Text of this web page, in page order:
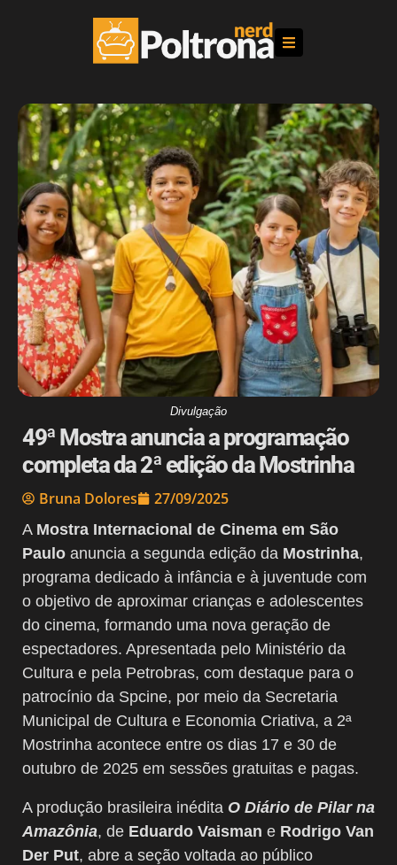
Divulgação
49ª Mostra anuncia a programação
completa da 2ª edição da Mostrinha
Bruna Dolores 27/09/2025
A Mostra Internacional de Cinema em São
Paulo anuncia a segunda edição da Mostrinha,
programa dedicado à infância e à juventude com
o objetivo de aproximar crianças e adolescentes
do cinema, formando uma nova geração de
espectadores. Apresentada pelo Ministério da
Cultura e pela Petrobras, com destaque para o
patrocínio da Spcine, por meio da Secretaria
Municipal de Cultura e Economia Criativa, a 2ª
Mostrinha acontece entre os dias 17 e 30 de
outubro de 2025 em sessões gratuitas e pagas.
A produção brasileira inédita O Diário de Pilar na
Amazônia, de Eduardo Vaisman e Rodrigo Van
Der Put, abre a seção voltada ao público